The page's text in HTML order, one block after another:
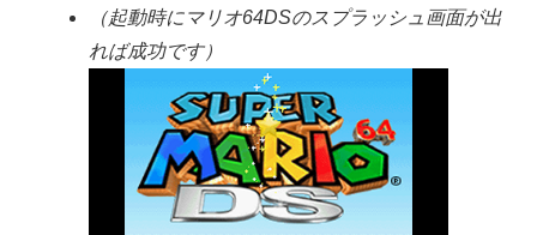
（起動時にマリオ64DSのスプラッシュ画面が出
れば成功です）